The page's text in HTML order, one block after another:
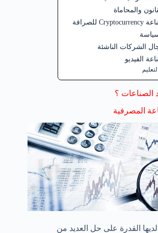
الصناعات ؟
تكنولوجيا Blockchain لديها القدرة على حل العديد من